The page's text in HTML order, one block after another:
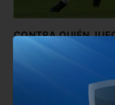
CONTRA QUIÉN
BOLIVIA VS BRASIL